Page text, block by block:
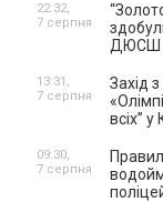
ДЮСШ
22:32,
7 серпня
Захід
всіх” у
13:31,
7 серпня
09:30,
7 серпня